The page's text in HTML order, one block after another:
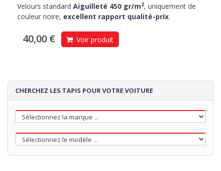
Velours standard Aiguilleté 450 gr/m2, uniquement de
couleur noire, excellent rapport qualité-prix.
40,00 € Voir produit
CHERCHEZ LES TAPIS POUR VOTRE VOITURE